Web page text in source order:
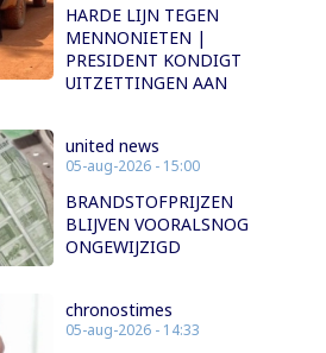
HARDE LIJN TEGEN
MENNONIETEN |
PRESIDENT KONDIGT
UITZETTINGEN AAN
united news
05-aug-2026 - 15:00
BRANDSTOFPRIJZEN
BLIJVEN VOORALSNOG
ONGEWIJZIGD
chronostimes
05-aug-2026 - 14:33